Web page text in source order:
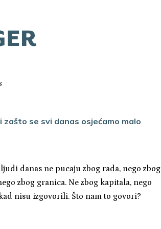
se svi danas osjećamo malo
danas ne pucaju zbog rada, nego zbog
zbog granica. Ne zbog kapitala, nego
nisu izgovorili. Što nam to govori?